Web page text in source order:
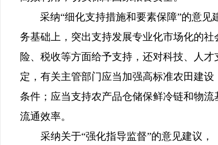
采纳“细化支持措施和要素保障”的意
务基础上，突出支持发展专业化市场化的
险、税收等方面给予支持，还对科技、人
定，有关主管部门应当加强高标准农田建
条件；应当支持农产品仓储保鲜冷链和物
流通效率。
采纳关于“强化指导监督”的意见建议